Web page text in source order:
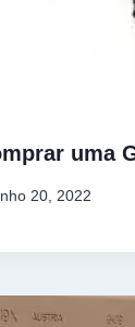
uma
20, 2022